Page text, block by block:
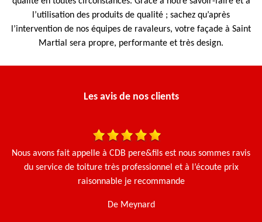
l’utilisation des produits de qualité ; sachez qu’après
l’intervention de nos équipes de ravaleurs, votre façade à Saint
Martial sera propre, performante et très design.
Les avis de nos clients
Nous avons fait appelle à CDB pere&fils est nous sommes ravis
du service de toiture très professionnel et à l’écoute prix
raisonnable je recommande
De Meynard